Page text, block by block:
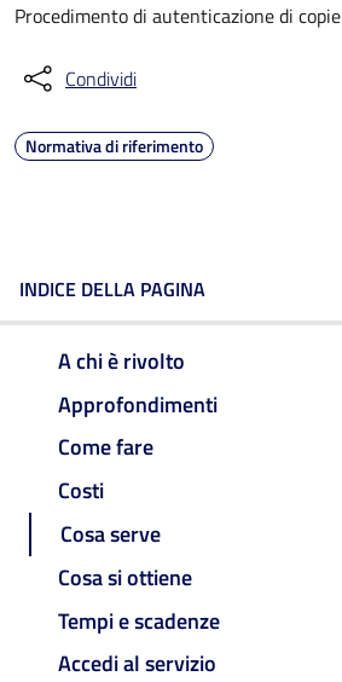
Procedimento di autenticazione di copie
Condividi
Normativa di riferimento
INDICE DELLA PAGINA
A chi è rivolto
Approfondimenti
Come fare
Costi
Cosa serve
Cosa si ottiene
Tempi e scadenze
Accedi al servizio